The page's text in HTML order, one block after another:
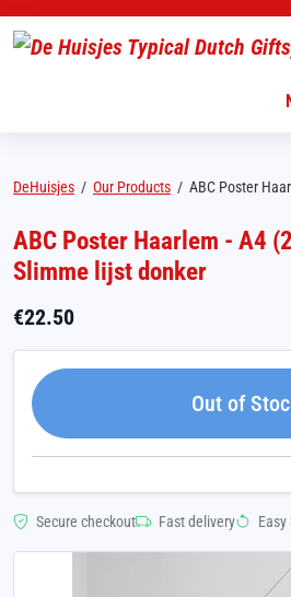
DeHuisjes / Our Products / ABC Poster
ABC Poster Haarlem - A4
Slimme lijst donker
€22.50
Out of
Secure checkout Fast delivery